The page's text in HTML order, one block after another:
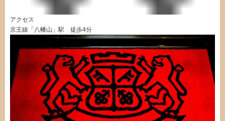
アクセス
京王線「八幡山」駅 徒歩4分